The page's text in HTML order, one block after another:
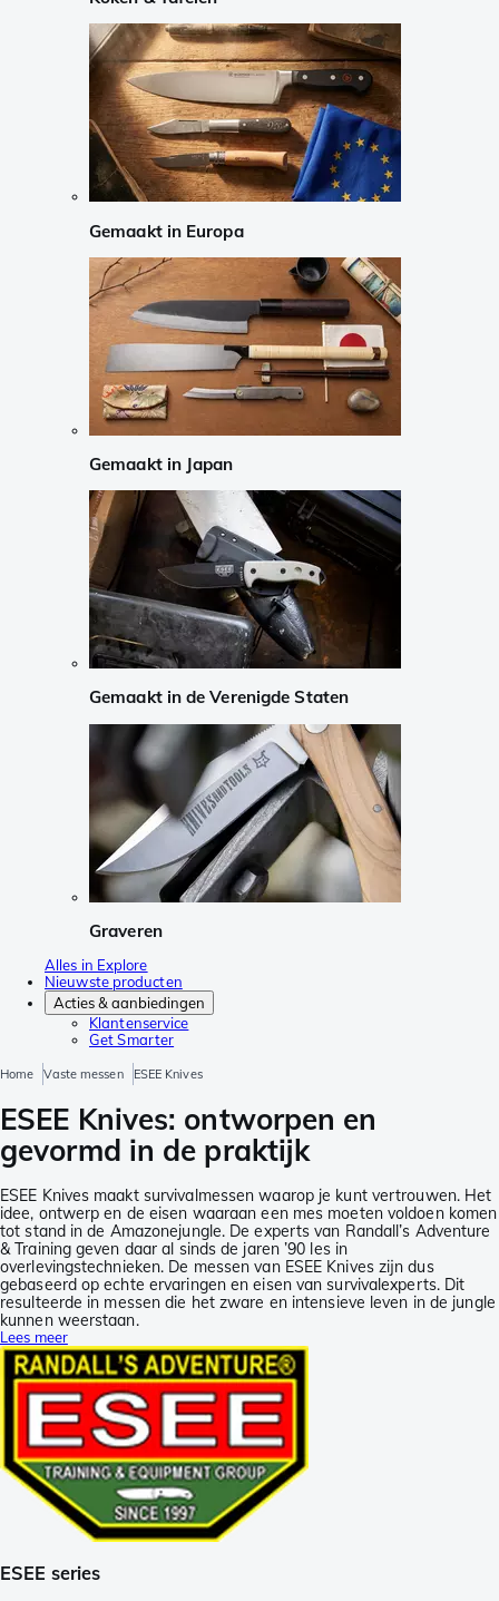
Gemaakt in Europa
Gemaakt in Japan
Gemaakt in de Verenigde Staten
Graveren
Alles in Explore
Nieuwste producten
Acties & aanbiedingen
Klantenservice
Get Smarter
Home Vaste messen ESEE Knives
ESEE Knives: ontworpen en
gevormd in de praktijk
ESEE Knives maakt survivalmessen waarop je kunt vertrouwen. Het
idee, ontwerp en de eisen waaraan een mes moeten voldoen komen
tot stand in de Amazonejungle. De experts van Randall’s Adventure
& Training geven daar al sinds de jaren ’90 les in
overlevingstechnieken. De messen van ESEE Knives zijn dus
gebaseerd op echte ervaringen en eisen van survivalexperts. Dit
resulteerde in messen die het zware en intensieve leven in de jungle
kunnen weerstaan.
Lees meer
ESEE series